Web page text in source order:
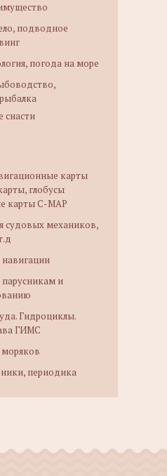
подводное
погода на море
снасти
карты
глобусы
карты C-MAP
судовых механиков,
навигации
парусникам и
Гидроциклы.
ГИМС
периодика